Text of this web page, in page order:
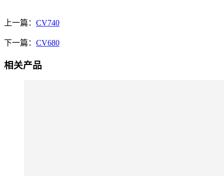
上一篇： CV740
下一篇： CV680
相关产品